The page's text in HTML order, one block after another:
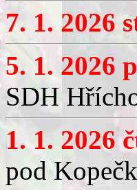
7. 1. 2026
5. 1. 2026
SDH
1. 1. 2026
pod